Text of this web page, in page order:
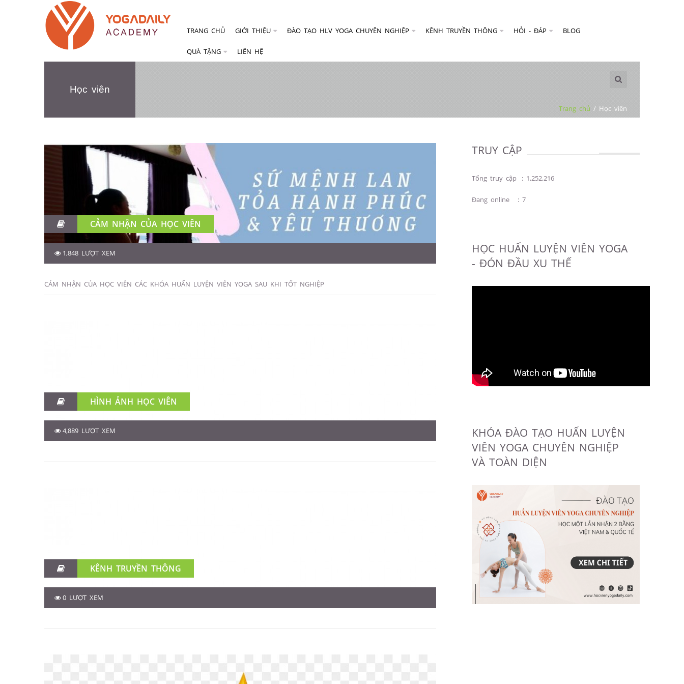
Học viên
Trang chủ / Học viên
CẢM NHẬN CỦA HỌC VIÊN
1,848 LƯỢT XEM
CẢM NHẬN CỦA HỌC VIÊN CÁC KHÓA HUẤN LUYỆN VIÊN YOGA SAU KHI TỐT NGHIỆP
HÌNH ẢNH HỌC VIÊN
4,889 LƯỢT XEM
KÊNH TRUYỀN THÔNG
0 LƯỢT XEM
TRUY CẬP
Tổng truy cập : 1,252,216
Đang online : 7
HỌC HUẤN LUYỆN VIÊN YOGA
- ĐÓN ĐẦU XU THẾ
KHÓA ĐÀO TẠO HUẤN LUYỆN
VIÊN YOGA CHUYÊN NGHIỆP
VÀ TOÀN DIỆN
TRANG CHỦ GIỚI THIỆU ĐÀO TẠO HLV YOGA CHUYÊN NGHIỆP KÊNH TRUYỀN THÔNG HỎI - ĐÁP BLOG
QUÀ TẶNG LIÊN HỆ